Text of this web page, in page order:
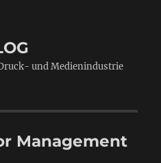
und Medienindustrie
Management